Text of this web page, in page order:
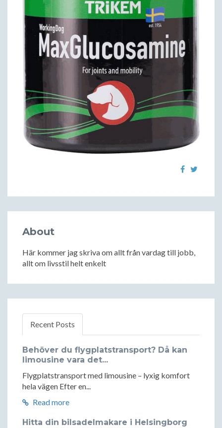
About
Här kommer jag skriva om allt från vardag till jobb,
allt om livsstil helt enkelt
Recent Posts
Behöver du flygplatstransport? Då kan
limousine vara det...
Flygplatstransport med limousine – lyxig komfort
hela vägen Efter en...
Read more
Hitta din bilsadelmakare i Helsingborg